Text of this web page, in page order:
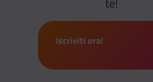
te!
Iscriviti ora!